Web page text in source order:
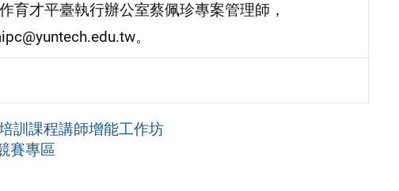
育才平臺執行辦公室蔡佩珍專案管理師，
。
訓課程講師增能工作坊
賽專區